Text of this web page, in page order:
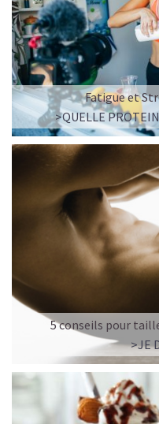
Imaginez un caramel
frappé crémeux,
protéines végétales.
C’est la boisson
réconcilie dessert glacé
Résultat : un corps
fringale. Pour les
sans sacrifier leurs
Découvrir le Café
🍫 MOCHA GLACÉ
Fatigue et
>QUELLE
5 conseils pour
>JE